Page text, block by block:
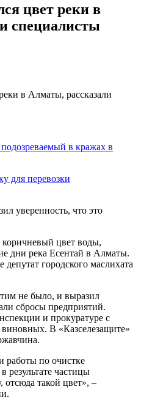
цвет реки в
специалисты
в кражах в
для перевозки
уверенность, что это
коричневый цвет воды,
дни река Есентай в Алматы.
городского маслихата
не было, и выразил
сбросы предприятий.
и прокуратуре с
виновных. В «Казселезащите»
работы по очистке
результате частицы
такой цвет», –